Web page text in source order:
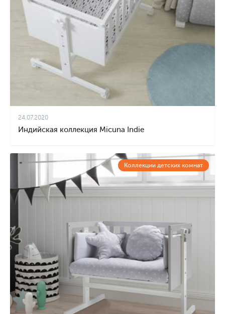
24.07.2020
Индийская коллекция Micuna Indie
Коллекции детских комнат